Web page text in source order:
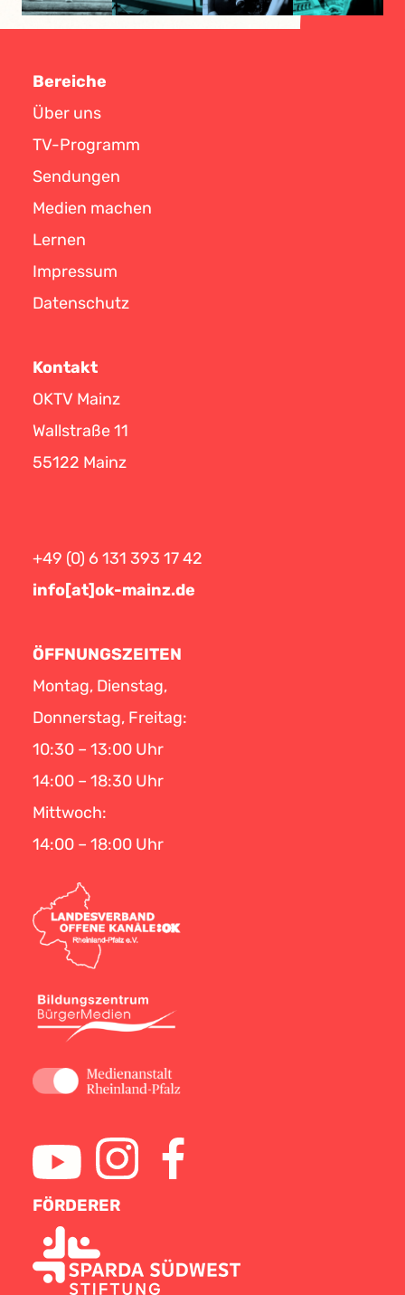
Bereiche
Über uns
TV-Programm
Sendungen
Medien machen
Lernen
Impressum
Datenschutz
Kontakt
OKTV Mainz
Wallstraße 11
55122 Mainz
+49 (0) 6 131 393 17 42
info[at]ok-mainz.de
ÖFFNUNGSZEITEN
Montag, Dienstag,
Donnerstag, Freitag:
10:30 – 13:00 Uhr
14:00 – 18:30 Uhr
Mittwoch:
14:00 – 18:00 Uhr
FÖRDERER